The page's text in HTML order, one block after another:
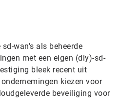
wan’s als beheerde
met een eigen (diy)-sd-
bleek recent uit
kiezen voor
beveiliging voor